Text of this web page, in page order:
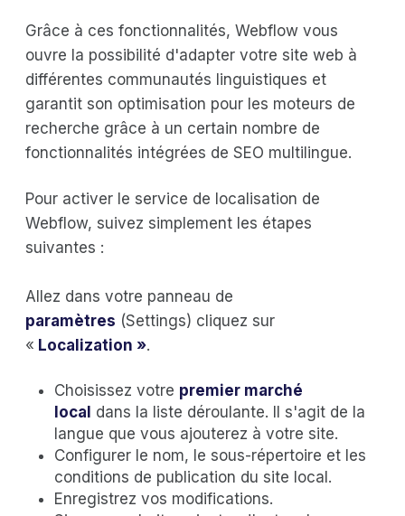
Grâce à ces fonctionnalités, Webflow vous
ouvre la possibilité d'adapter votre site web à
différentes communautés linguistiques et
garantit son optimisation pour les moteurs de
recherche grâce à un certain nombre de
fonctionnalités intégrées de SEO multilingue.
Pour activer le service de localisation de
Webflow, suivez simplement les étapes
suivantes :
Allez dans votre panneau de
paramètres (Settings) cliquez sur
« Localization ».
Choisissez votre premier marché
local dans la liste déroulante. Il s'agit de la
langue que vous ajouterez à votre site.
Configurer le nom, le sous-répertoire et les
conditions de publication du site local.
Enregistrez vos modifications.